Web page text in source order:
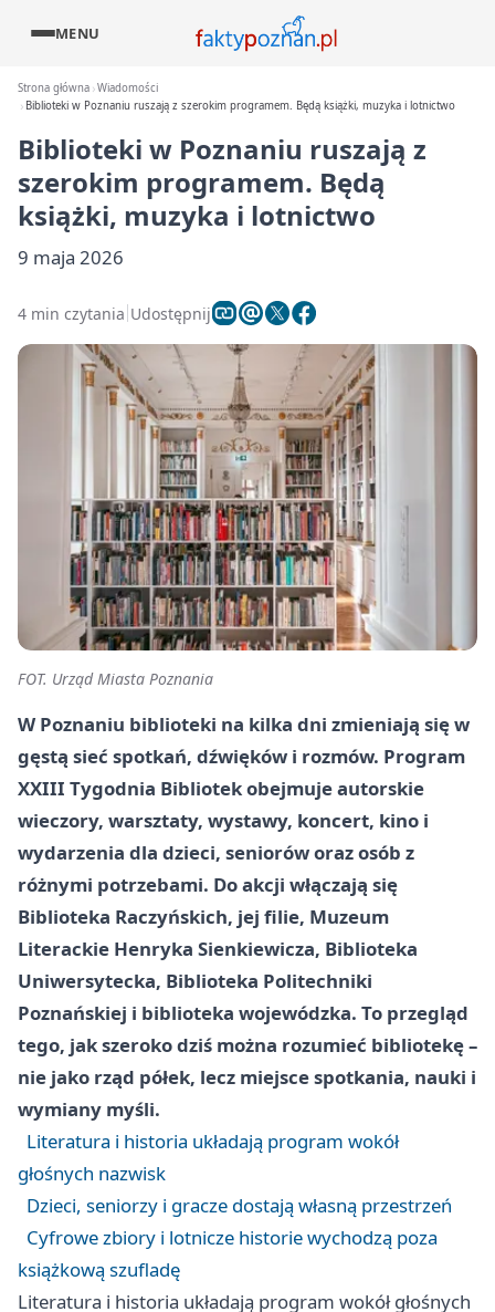
MENU
Strona główna Wiadomości
Biblioteki w Poznaniu ruszają z szerokim programem. Będą książki, muzyka i lotnictwo
Biblioteki w Poznaniu ruszają z
szerokim programem. Będą
książki, muzyka i lotnictwo
9 maja 2026
4 min czytania Udostępnij
FOT. Urząd Miasta Poznania
W Poznaniu biblioteki na kilka dni zmieniają się w
gęstą sieć spotkań, dźwięków i rozmów. Program
XXIII Tygodnia Bibliotek obejmuje autorskie
wieczory, warsztaty, wystawy, koncert, kino i
wydarzenia dla dzieci, seniorów oraz osób z
różnymi potrzebami. Do akcji włączają się
Biblioteka Raczyńskich, jej filie, Muzeum
Literackie Henryka Sienkiewicza, Biblioteka
Uniwersytecka, Biblioteka Politechniki
Poznańskiej i biblioteka wojewódzka. To przegląd
tego, jak szeroko dziś można rozumieć bibliotekę –
nie jako rząd półek, lecz miejsce spotkania, nauki i
wymiany myśli.
Literatura i historia układają program wokół
głośnych nazwisk
Dzieci, seniorzy i gracze dostają własną przestrzeń
Cyfrowe zbiory i lotnicze historie wychodzą poza
książkową szufladę
Literatura i historia układają program wokół głośnych